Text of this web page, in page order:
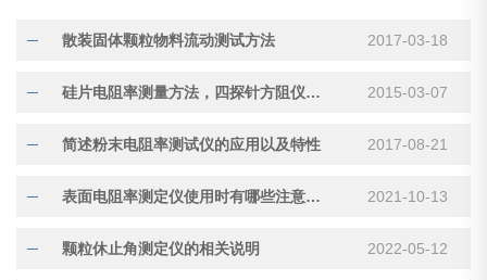
散装固体颗粒物料流动测试方法 2017-03-18
硅片电阻率测量方法，四探针方阻仪原理 2015-03-07
简述粉末电阻率测试仪的应用以及特性 2017-08-21
表面电阻率测定仪使用时有哪些注意事项？ 2021-10-13
颗粒休止角测定仪的相关说明 2022-05-12